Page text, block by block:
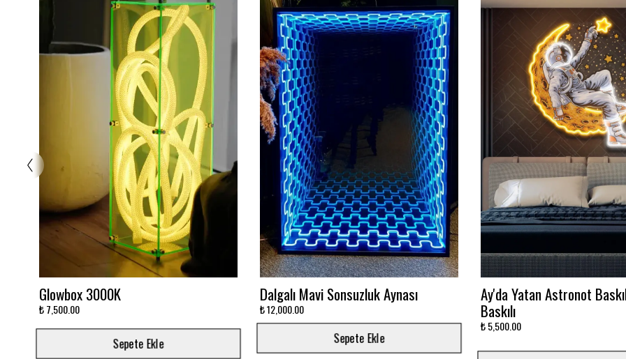
Ayna Neon 3 Renk
₺ 7,500.00
Sepete Ekle
Stitch Neon Duvar Logosu
₺ 4,000.00
Sepete Ekle
Takımını dekora çevir!
₺ 3,000.00